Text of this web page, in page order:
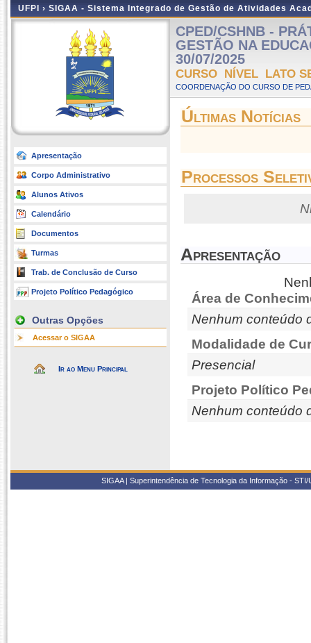
UFPI › SIGAA - Sistema Integrado de Gestão de Atividades
Apresentação
Corpo Administrativo
Alunos Ativos
Calendário
Documentos
Turmas
Trab. de Conclusão de Curso
Projeto Político Pedagógico
Outras Opções
Acessar o SIGAA
Ir ao Menu Principal
CPED/CSHNB -
GESTÃO NA
30/07/2025
CURSO NÍVEL LATO
COORDENAÇÃO DO CURSO DE
Últimas Notícias
Processos
Apresentação
Área de
Nenhum conteúdo
Modalidade de
Presencial
Projeto Político
Nenhum conteúdo
SIGAA | Superintendência de Tecnologia da Informação -